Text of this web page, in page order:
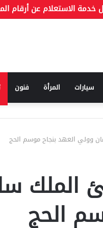
سيارات المرأة فنون
وولي العهد بنجاح موسم الحج
الملك
الحج